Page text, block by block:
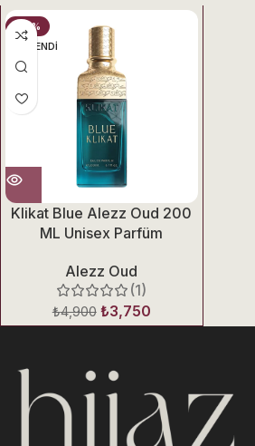
-23%
TÜKENDI
Klikat Blue Alezz Oud 200
ML Unisex Parfüm
Alezz Oud
(1)
₺4,900 ₺3,750